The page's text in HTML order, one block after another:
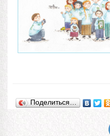
Поделиться…